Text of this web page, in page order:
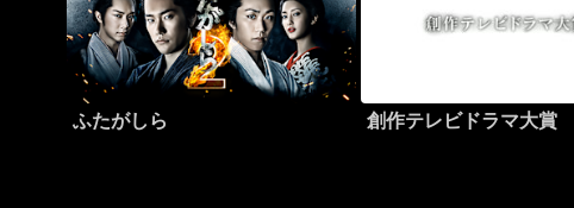
ふたがしら 創作テレビドラマ大賞